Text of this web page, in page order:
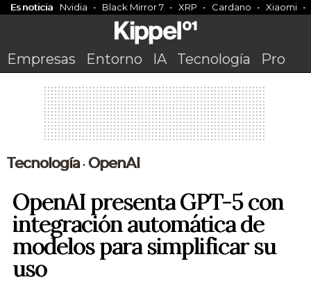
Es noticia Nvidia Black Mirror 7 XRP Cardano Xiaomi
Empresas Entorno IA Tecnología Pro
Tecnología• OpenAI
OpenAI presenta GPT-5 con
integración automática de
modelos para simplificar su
uso